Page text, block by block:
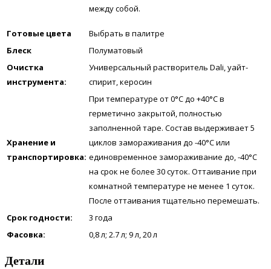
между собой.
Готовые цвета
Выбрать в палитре
Блеск
Полуматовый
Очистка
инструмента:
Универсальный растворитель Dali, уайт-
спирит, керосин
Хранение и
транспортировка:
При температуре от 0°С до +40°С в
герметично закрытой, полностью
заполненной таре. Состав выдерживает 5
циклов замораживания до -40°С или
единовременное замораживание до, -40°С
на срок не более 30 суток. Оттаивание при
комнатной температуре не менее 1 суток.
После оттаивания тщательно перемешать.
Срок годности:
3 года
Фасовка:
0,8 л; 2.7 л; 9 л, 20 л
Детали